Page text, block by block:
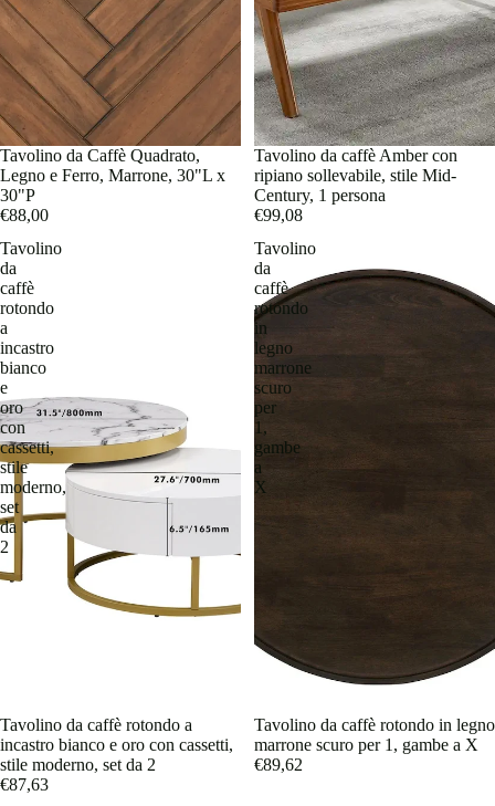
Tavolino da Caffè Quadrato,
Legno e Ferro, Marrone, 30"L x
30"P
€88,00
Tavolino da caffè Amber con
ripiano sollevabile, stile Mid-
Century, 1 persona
€99,08
Tavolino
da
caffè
rotondo
a
incastro
bianco
e
oro
con
cassetti,
stile
moderno,
set
da
2
Tavolino da caffè rotondo a
incastro bianco e oro con cassetti,
stile moderno, set da 2
€87,63
Tavolino
da
caffè
rotondo
in
legno
marrone
scuro
per
1,
gambe
a
X
Tavolino da caffè rotondo in legno
marrone scuro per 1, gambe a X
€89,62